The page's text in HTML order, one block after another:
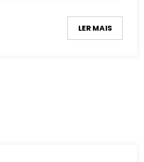
LER MAIS